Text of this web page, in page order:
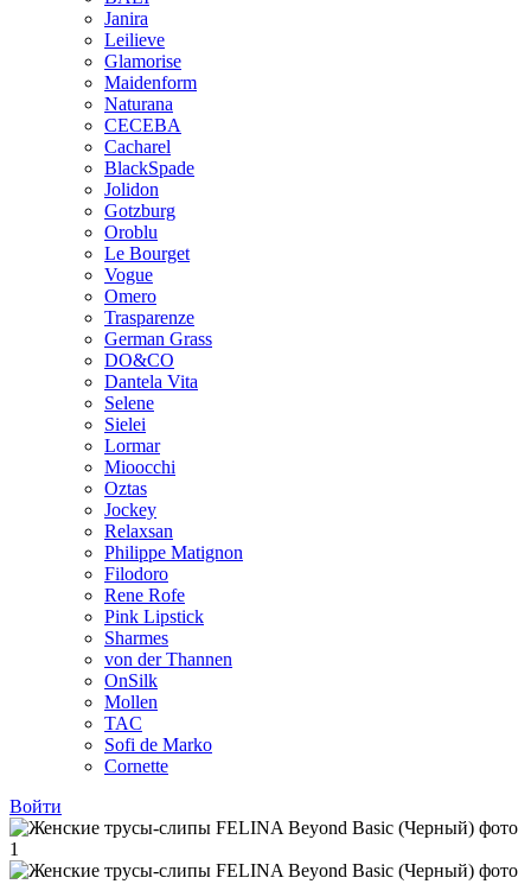
Janira
Leilieve
Glamorise
Maidenform
Naturana
CECEBA
Cacharel
BlackSpade
Jolidon
Gotzburg
Oroblu
Le Bourget
Vogue
Omero
Trasparenze
German Grass
DO&CO
Dantela Vita
Selene
Sielei
Lormar
Mioocchi
Oztas
Jockey
Relaxsan
Philippe Matignon
Filodoro
Rene Rofe
Pink Lipstick
Sharmes
von der Thannen
OnSilk
Mollen
TAC
Sofi de Marko
Cornette
Войти